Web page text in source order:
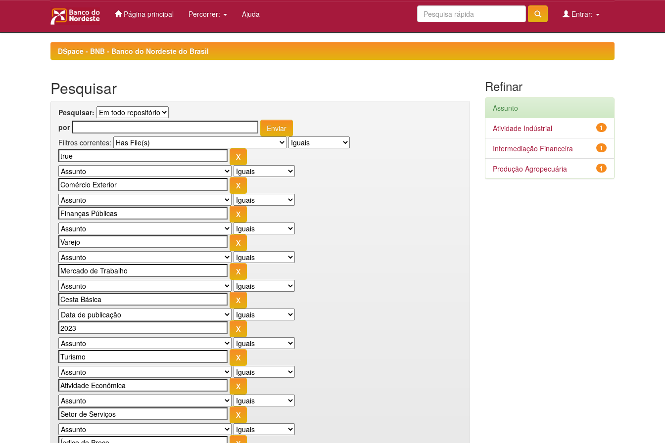
Página principal Percorrer: Ajuda Entrar:
DSpace - BNB - Banco do Nordeste do Brasil
Pesquisar
Pesquisar:
por
Filtros correntes:
Refinar
Assunto
1
Atividade Indústrial
1
Intermediação Financeira
1
Produção Agropecuária